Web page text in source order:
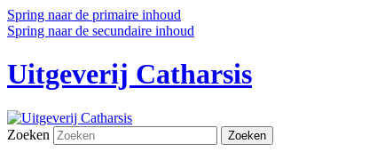
Spring naar de primaire inhoud
Spring naar de secundaire inhoud
Uitgeverij Catharsis
Zoeken